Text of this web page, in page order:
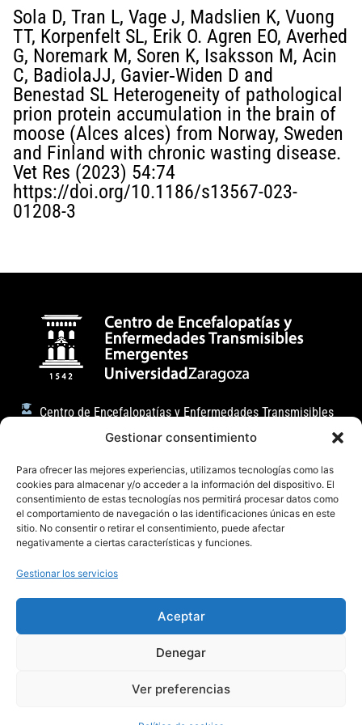
Gestionar consentimiento
Para ofrecer las mejores experiencias, utilizamos tecnologías como las
cookies para almacenar y/o acceder a la información del dispositivo. El
consentimiento de estas tecnologías nos permitirá procesar datos como
el comportamiento de navegación o las identificaciones únicas en este
sitio. No consentir o retirar el consentimiento, puede afectar
negativamente a ciertas características y funciones.
Gestionar los servicios
Aceptar
Denegar
Ver preferencias
Sola D, Tran L, Vage J, Madslien K, Vuong
TT, Korpenfelt SL, Erik O. Agren EO, Averhed
G, Noremark M, Soren K, Isaksson M, Acin
C, BadiolaJJ, Gavier‑Widen D and
Benestad SL Heterogeneity of pathological
prion protein accumulation in the brain of
moose (Alces alces) from Norway, Sweden
and Finland with chronic wasting disease.
Vet Res (2023) 54:74
https://doi.org/10.1186/s13567-023-
01208-3
Centro de Encefalopatías y Enfermedades Transmisibles
C/ Miguel Servet, 177 50013, Zaragoza (España)
badiola@unizar.es
(34) 876-554162 / 976 76 29 47